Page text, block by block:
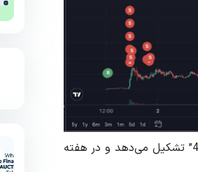
بر اساس داده‌های CoinStats، بیش از ۹۸ درصد از سبد دارایی این معامله‌گر را توکن “4” تشکیل می‌دهد و در هفته